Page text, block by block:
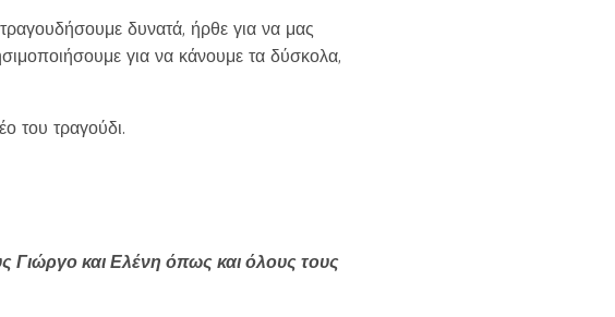
δυνατά, ήρθε για να μας
για να κάνουμε τα δύσκολα,
του τραγούδι.
Γιώργο και Ελένη όπως και όλους τους